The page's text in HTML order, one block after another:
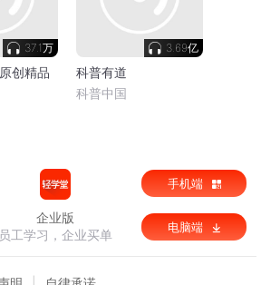
37.1万
创精品
3.69亿
科普有道
科普中国
企业版
员工学习，企业买单
手机端
电脑端